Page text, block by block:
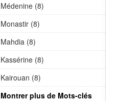
Médenine (8)
Monastir (8)
Mahdia (8)
Kassérine (8)
Kairouan (8)
Montrer plus de Mots-clés